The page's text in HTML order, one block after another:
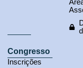
Congresso
Inscrições